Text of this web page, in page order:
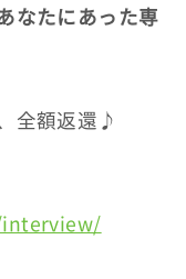
なたにあった専
全額返還♪